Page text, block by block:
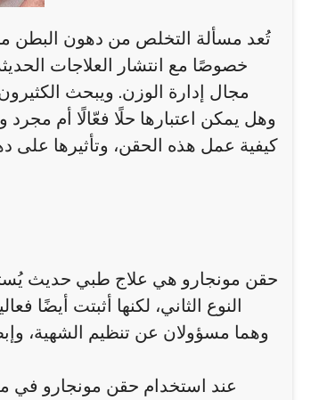
تُعد مسألة التخلص من دهون البطن من
خصوصًا مع انتشار العلاجات
مجال إدارة الوزن. ويبحث
وهل يمكن اعتبارها حلًا فعّالًا أم
كيفية عمل هذه الحقن، وتأثيرها على
حقن مونجارو هي علاج طبي حديث
النوع الثاني، لكنها أثبتت
عند استخدام حقن مونجارو في